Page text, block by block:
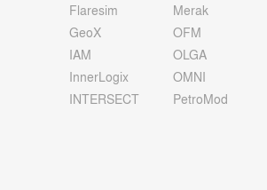
Flaresim
GeoX
IAM
InnerLogix
INTERSECT
Merak
OFM
OLGA
OMNI
PetroMod